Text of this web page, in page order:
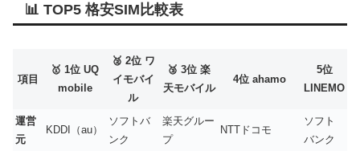
📊 TOP5 格安SIM比較表
項目
🥇 1位 UQ
mobile
🥈 2位 ワ
イモバイ
ル
🥉 3位 楽
天モバイル
4位 ahamo
5位
LINEMO
運営
元
KDDI（au）
ソフトバ
ンク
楽天グルー
プ
NTTドコモ
ソフト
バンク